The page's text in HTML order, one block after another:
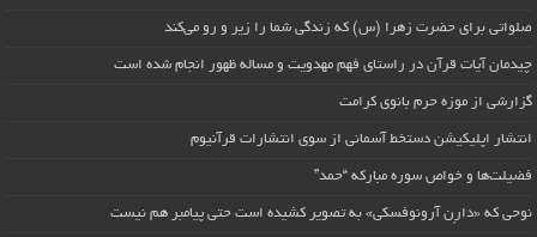
صلواتی برای حضرت زهرا (س) که زندگی شما را زیر و رو می‌کند
چیدمان آیات قرآن در راستای فهم مهدویت و مساله ظهور انجام شده است
گزارشی از موزه حرم بانوی کرامت
انتشار اپلیکیشن دستخط آسمانی از سوی انتشارات قرآنیوم
فضیلت‌ها و خواص سوره مبارکه “حمد”
نوحی که «دارِن آرونوفسکی» به تصویر کشیده است حتی پیامبر هم نیست